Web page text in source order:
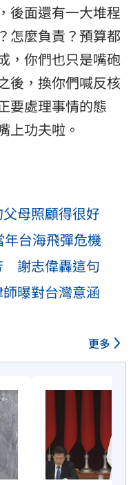
後面還有一大堆程
怎麼負責？預算都
，你們也只是嘴砲
後，換你們喊反核
要處理事情的態
上功夫啦。
母照顧得很好
台海飛彈危機
謝志偉轟這句
曝對台灣意涵
更多